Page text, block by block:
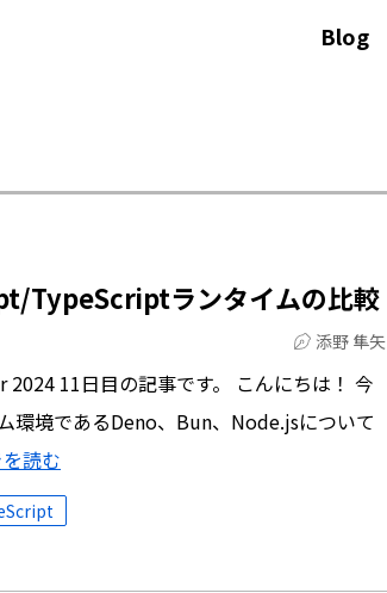
Blog
TypeScriptランタイムの比較
添野 隼矢
11日目の記事です。 こんにちは！ 今
境であるDeno、Bun、Node.jsについて
読む